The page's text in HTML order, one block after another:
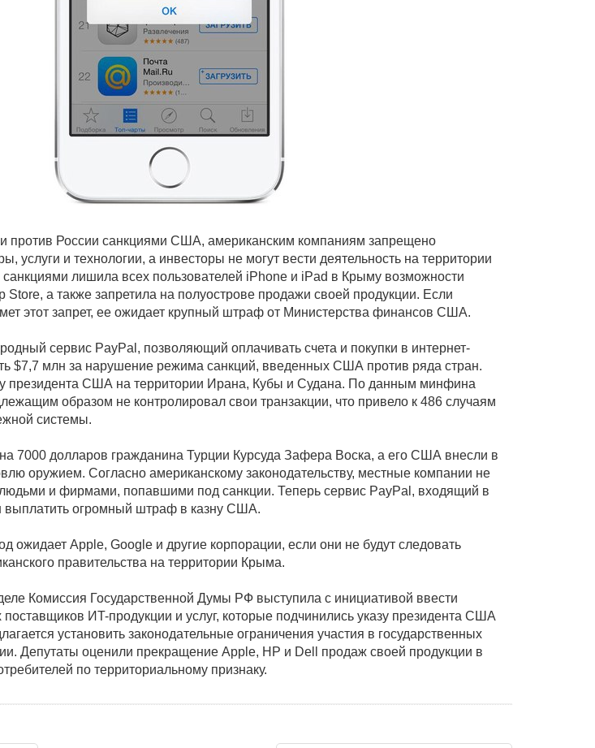
против России санкциями США, американским компаниям запрещено
услуги и технологии, а инвесторы не могут вести деятельность на территории
санкциями лишила всех пользователей iPhone и iPad в Крыму возможности
Store, а также запретила на полуострове продажи своей продукции. Если
этот запрет, ее ожидает крупный штраф от Министерства финансов США.
сервис PayPal, позволяющий оплачивать счета и покупки в интернет-
$7,7 млн за нарушение режима санкций, введенных США против ряда стран.
президента США на территории Ирана, Кубы и Судана. По данным минфина
образом не контролировал свои транзакции, что привело к 486 случаям
системы.
7000 долларов гражданина Турции Курсуда Зафера Воска, а его США внесли в
оружием. Согласно американскому законодательству, местные компании не
и фирмами, попавшими под санкции. Теперь сервис PayPal, входящий в
выплатить огромный штраф в казну США.
ожидает Apple, Google и другие корпорации, если они не будут следовать
правительства на территории Крыма.
Комиссия Государственной Думы РФ выступила с инициативой ввести
поставщиков ИT-продукции и услуг, которые подчинились указу президента США
установить законодательные ограничения участия в государственных
Депутаты оценили прекращение Apple, НР и Dell продаж своей продукции в
по территориальному признаку.